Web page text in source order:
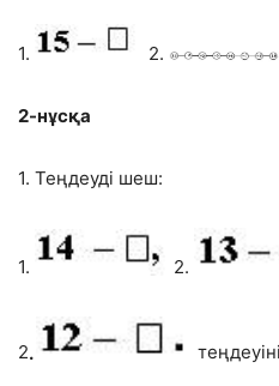
1. 2.
2-нұсқа
1. Теңдеуді шеш:
1. 2.
2.